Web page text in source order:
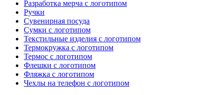
Разработка мерча с логотипом
Ручки
Сувенирная посуда
Сумки с логотипом
Текстильные изделия с логотипом
Термокружка с логотипом
Термос с логотипом
Флешки с логотипом
Фляжка с логотипом
Чехлы на телефон с логотипом